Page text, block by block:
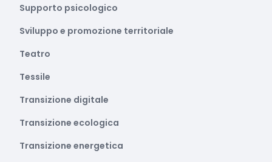
Supporto psicologico
Sviluppo e promozione territoriale
Teatro
Tessile
Transizione digitale
Transizione ecologica
Transizione energetica